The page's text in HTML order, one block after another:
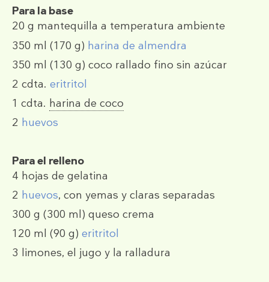
Para la base
20 g mantequilla a temperatura ambiente
350 ml (170 g) harina de almendra
350 ml (130 g) coco rallado fino sin azúcar
2 cdta. eritritol
1 cdta. harina de coco
2 huevos
Para el relleno
4 hojas de gelatina
2 huevos, con yemas y claras separadas
300 g (300 ml) queso crema
120 ml (90 g) eritritol
3 limones, el jugo y la ralladura